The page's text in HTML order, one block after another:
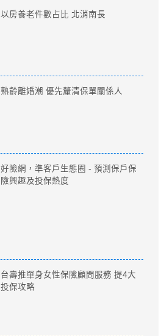
以房養老件數占比 北消南長
熟齡離婚潮 優先釐清保單關係人
好險網，準客戶生態圈 - 預測保戶保
險興趣及投保熱度
台壽推單身女性保險顧問服務 提4大
投保攻略